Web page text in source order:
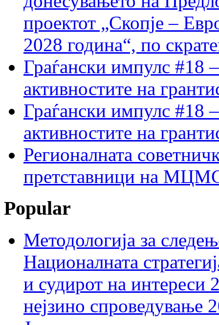
проектот „Скопје –
2028 година“, по
Граѓански импулс #18
активностите на
Граѓански импулс #18
активностите на
Регионалната
претставници на МЦМС
Popular
Методологија за
Националната
и судирот на интереси
нејзино спроведување